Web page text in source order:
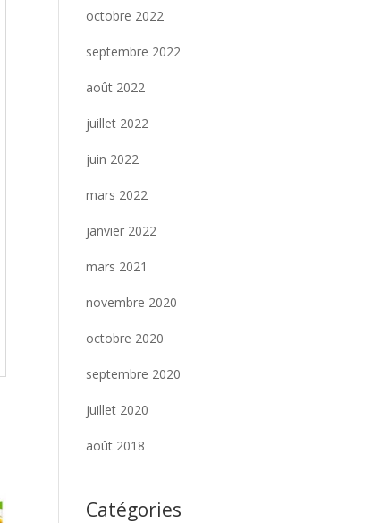
octobre 2022
septembre 2022
août 2022
juillet 2022
juin 2022
mars 2022
janvier 2022
mars 2021
novembre 2020
octobre 2020
septembre 2020
juillet 2020
août 2018
Catégories